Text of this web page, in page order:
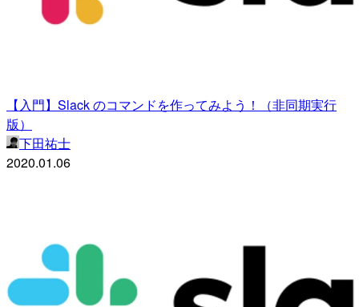
【入門】Slack のコマンドを作ってみよう！（非同期実行
版）
下田祐士
2020.01.06